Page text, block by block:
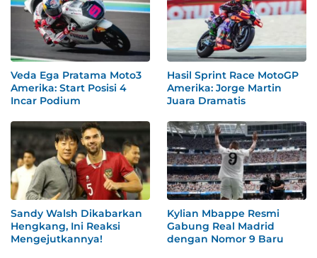
Veda Ega Pratama Moto3
Amerika: Start Posisi 4
Incar Podium
Hasil Sprint Race MotoGP
Amerika: Jorge Martin
Juara Dramatis
Sandy Walsh Dikabarkan
Hengkang, Ini Reaksi
Mengejutkannya!
Kylian Mbappe Resmi
Gabung Real Madrid
dengan Nomor 9 Baru